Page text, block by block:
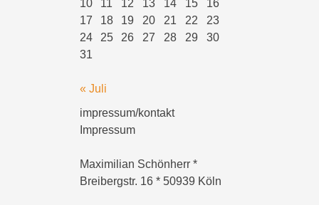
10
11 12 13 14 15
16
17
18 19 20 21 22
23
24
25 26 27 28 29
30
31
« Juli
impressum/kontakt
Impressum
Maximilian Schönherr *
Breibergstr. 16 * 50939 Köln